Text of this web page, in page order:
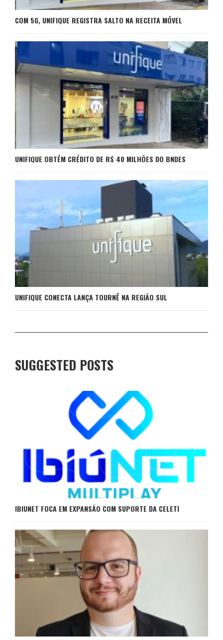
COM 5G, UNIFIQUE REGISTRA SALTO NA RECEITA MÓVEL
UNIFIQUE OBTÉM CRÉDITO DE R$ 40 MILHÕES DO BNDES
UNIFIQUE CONECTA LANÇA TOURNÊ NA REGIÃO SUL
SUGGESTED POSTS
IBIUNET FOCA EM EXPANSÃO COM SUPORTE DA CELETI